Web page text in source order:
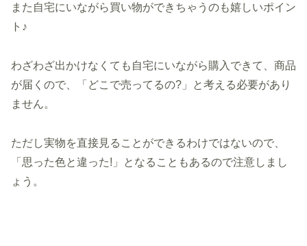
また自宅にいながら買い物ができちゃうのも嬉しいポイン
ト♪
わざわざ出かけなくても自宅にいながら購入できて、商品
が届くので、「どこで売ってるの?」と考える必要があり
ません。
ただし実物を直接見ることができるわけではないので、
「思った色と違った!」となることもあるので注意しまし
ょう。